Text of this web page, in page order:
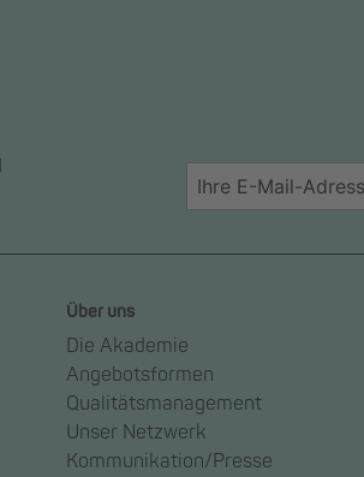
Über uns
Die Akademie
Angebotsformen
Qualitätsmanagement
Unser Netzwerk
Kommunikation/Presse